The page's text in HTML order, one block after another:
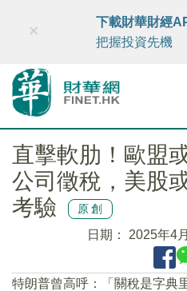
財華智庫網 FINTV
×
下載財華財經
把握投資先機
直擊軟肋！歐盟
公司徵稅，美股
考驗
原創
日期： 2025年4
特朗普曾高呼：「關稅是字典